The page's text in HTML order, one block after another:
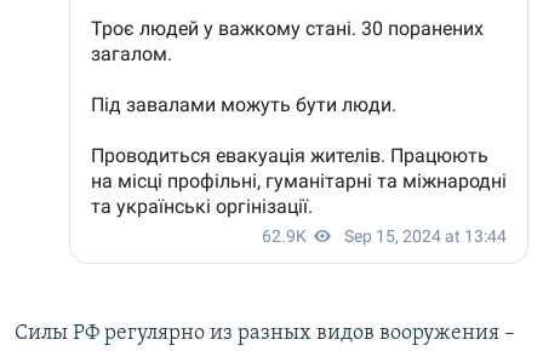
Силы РФ регулярно из разных видов вооружения –